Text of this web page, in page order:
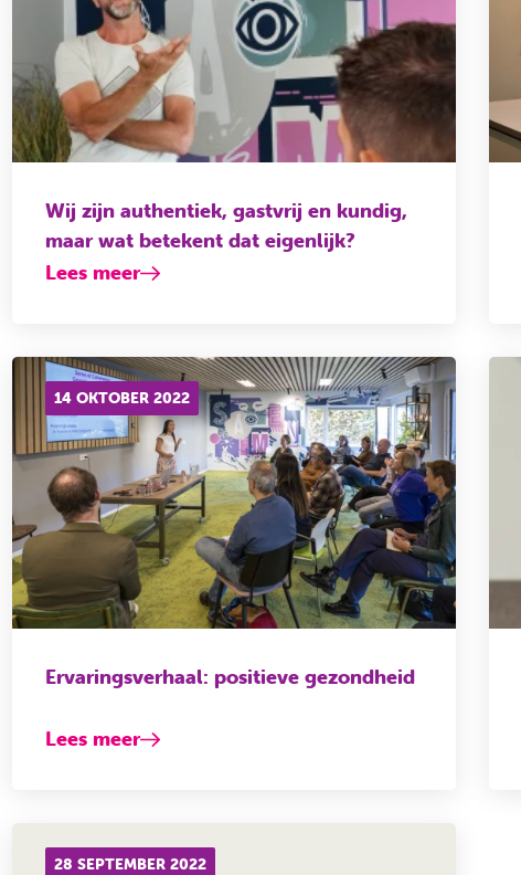
Wij zijn authentiek, gastvrij en kundig,
maar wat betekent dat eigenlijk?
Lees meer
14 OKTOBER 2022
Ervaringsverhaal: positieve gezondheid
Lees meer
28 SEPTEMBER 2022